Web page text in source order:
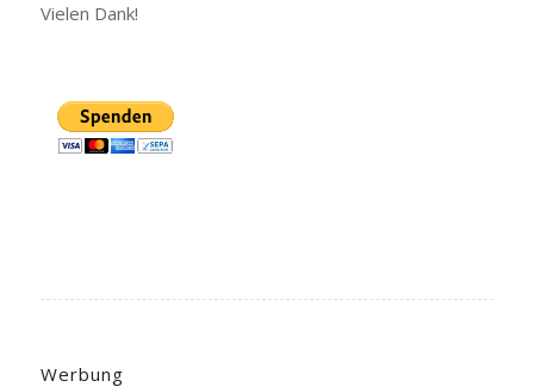
Vielen Dank!
Werbung